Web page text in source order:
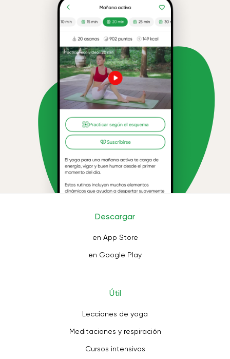
Descargar
en App Store
en Google Play
Útil
Lecciones de yoga
Meditaciones y respiración
Cursos intensivos